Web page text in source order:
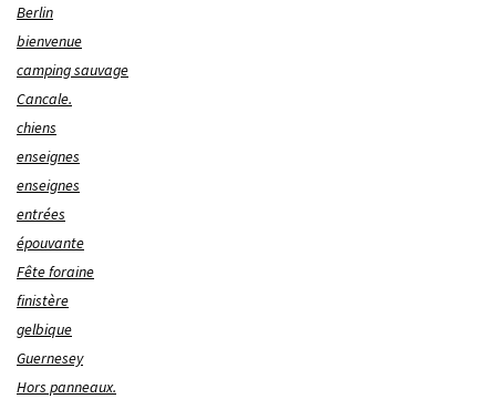
Berlin
bienvenue
camping sauvage
Cancale.
chiens
enseignes
enseignes
entrées
épouvante
Fête foraine
finistère
gelbique
Guernesey
Hors panneaux.